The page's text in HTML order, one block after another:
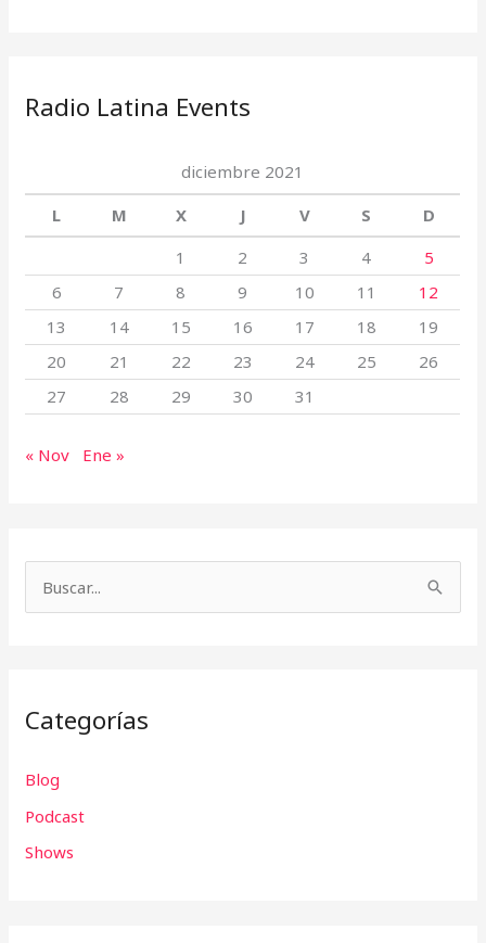
Radio Latina Events
diciembre 2021
L
M X J V S
D
1
2 3 4
5
6
7 8 9 10 11
12
13
14 15 16 17 18
19
20
21 22 23 24 25
26
27
28 29 30 31
« Nov Ene »
a
p
o
r
Categorías
Blog
Podcast
Shows